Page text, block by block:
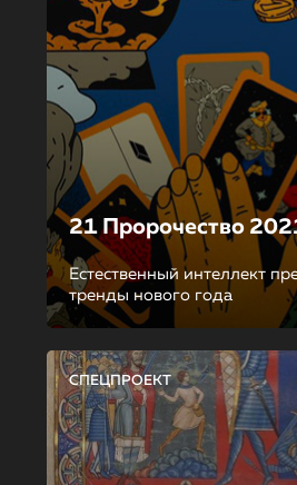
21 Пророчество
Естественный интеллект
тренды нового года
СПЕЦПРОЕКТ